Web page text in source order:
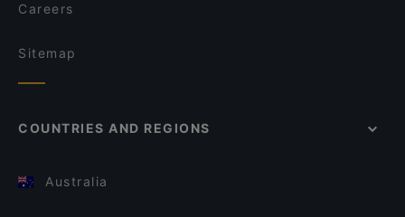
Careers
Sitemap
COUNTRIES AND REGIONS
Australia